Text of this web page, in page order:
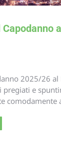
2025/26
pregiati e
comodamente